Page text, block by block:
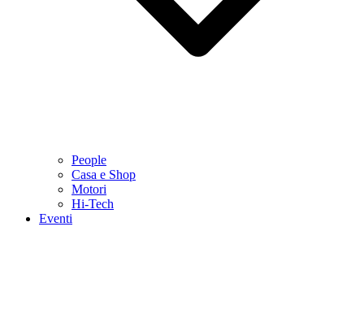
People
Casa e Shop
Motori
Hi-Tech
Eventi